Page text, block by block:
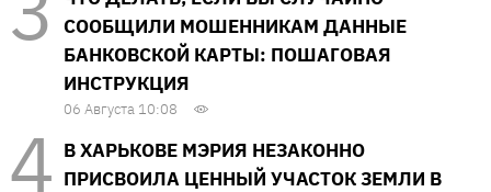
СООБЩИЛИ МОШЕННИКАМ ДАННЫЕ
БАНКОВСКОЙ КАРТЫ: ПОШАГОВАЯ
ИНСТРУКЦИЯ
06 Августа 10:08
В ХАРЬКОВЕ МЭРИЯ НЕЗАКОННО
ПРИСВОИЛА ЦЕННЫЙ УЧАСТОК ЗЕМЛИ В